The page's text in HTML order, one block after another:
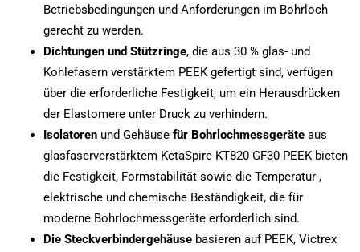
Betriebsbedingungen und Anforderungen im Bohrloch
gerecht zu werden.
Dichtungen und Stützringe, die aus 30 % glas- und
Kohlefasern verstärktem PEEK gefertigt sind, verfügen
über die erforderliche Festigkeit, um ein Herausdrücken
der Elastomere unter Druck zu verhindern.
Isolatorenund Gehäuse für Bohrlochmessgeräteaus
glasfaserverstärktem KetaSpire KT820 GF30 PEEK bieten
die Festigkeit, Formstabilität sowie die Temperatur-,
elektrische und chemische Beständigkeit, die für
moderne Bohrlochmessgeräte erforderlich sind.
Die Steckverbindergehäusebasieren auf PEEK, Victrex